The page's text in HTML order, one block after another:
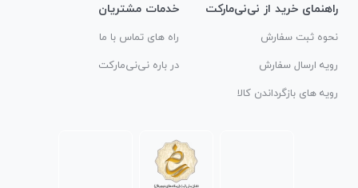
راهنمای خرید از نی‌نی‌مارکت
نحوه ثبت سفارش
رویه ارسال سفارش
رویه های بازگرداندن کالا
خدمات مشتریان
راه های تماس با ما
در باره نی‌نی‌مارکت